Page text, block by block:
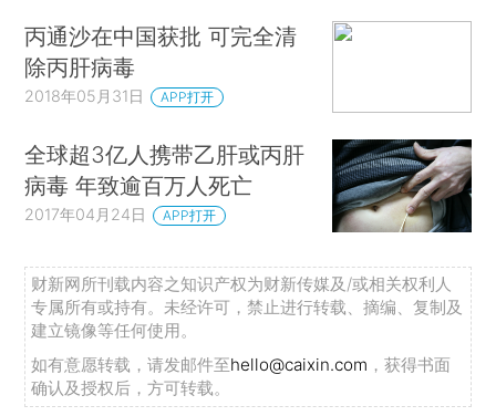
丙通沙在中国获批 可完全清
除丙肝病毒
2018年05月31日 APP打开
全球超3亿人携带乙肝或丙肝
病毒 年致逾百万人死亡
2017年04月24日 APP打开
财新网所刊载内容之知识产权为财新传媒及/或相关权利人
专属所有或持有。未经许可，禁止进行转载、摘编、复制及
建立镜像等任何使用。
如有意愿转载，请发邮件至hello@caixin.com ，获得书面
确认及授权后，方可转载。